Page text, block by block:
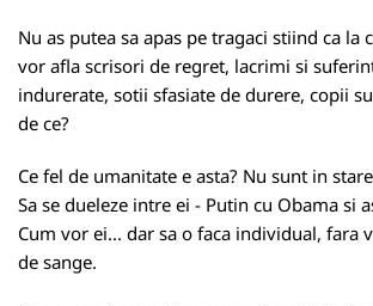
Nu as putea sa apas pe tragaci stiind ca la
vor afla scrisori de regret, lacrimi si
indurerate, sotii sfasiate de durere, copii
de ce?
Ce fel de umanitate e asta? Nu sunt in
Sa se dueleze intre ei - Putin cu Obama si
Cum vor ei... dar sa o faca individual, fara
de sange.